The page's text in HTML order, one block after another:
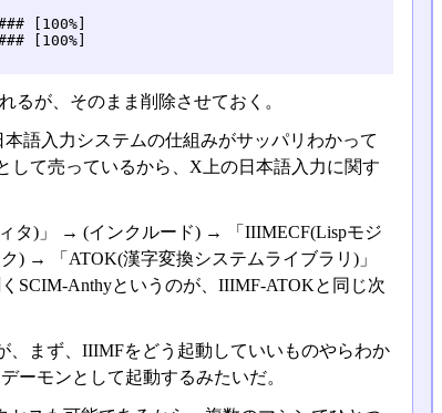
[100%]
[100%]
るが、そのまま削除させておく。
語入力システムの仕組みがサッパリわかって
して売っているから、X上の日本語入力に関す
タ)」 → (インクルード) → 「IIIMECF(Lispモジ
) → 「ATOK(漢字変換システムライブラリ)」
SCIM-Anthyというのが、IIIMF-ATOKと同じ次
まず、IIIMFをどう起動していいものやらわか
ーモンとして起動するみたいだ。